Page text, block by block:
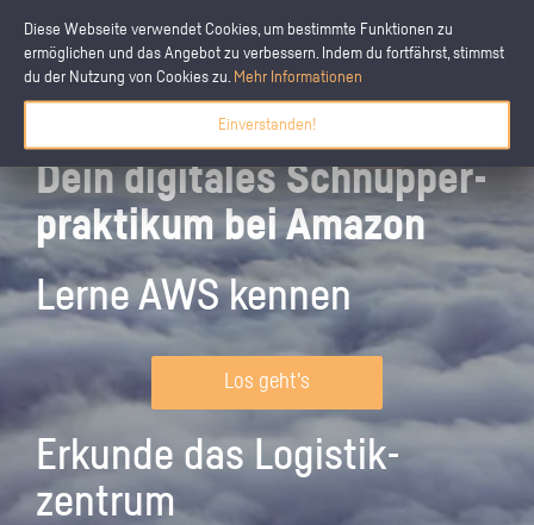
Diese Webseite verwendet Cookies, um bestimmte Funktionen zu
ermöglichen und das Angebot zu verbessern. Indem du fortfährst, stimmst
du der Nutzung von Cookies zu. Mehr Informationen
Einverstanden!
Dein digitales Schnupper­
praktikum bei Amazon
Lerne AWS kennen
Los geht's
Erkunde das Logistik­
zentrum